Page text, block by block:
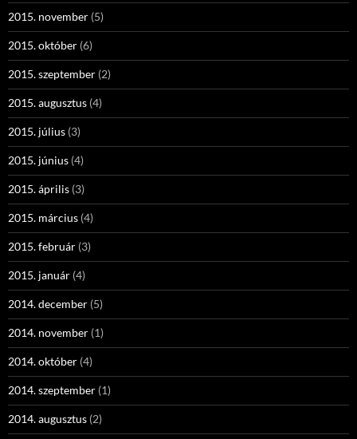
2015. november (5)
2015. október (6)
2015. szeptember (2)
2015. augusztus (4)
2015. július (3)
2015. június (4)
2015. április (3)
2015. március (4)
2015. február (3)
2015. január (4)
2014. december (5)
2014. november (1)
2014. október (4)
2014. szeptember (1)
2014. augusztus (2)